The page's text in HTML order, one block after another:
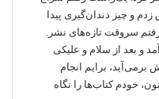
و چیز دندان‌گیری پیدا
سروقت تازه‌های نشر.
و بعد از سلام و علیکی
برایم انجام
خودم کتاب‌ها را نگاه